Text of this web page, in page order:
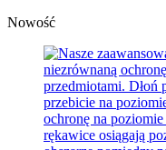
Nowość